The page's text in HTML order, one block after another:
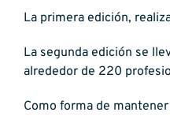
La primera edición,
La segunda edición se
alrededor de 220
Como forma de